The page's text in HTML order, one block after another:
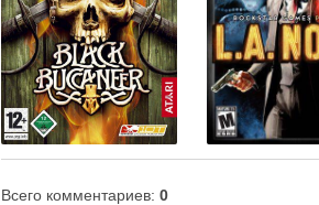
Всего комментариев: 0